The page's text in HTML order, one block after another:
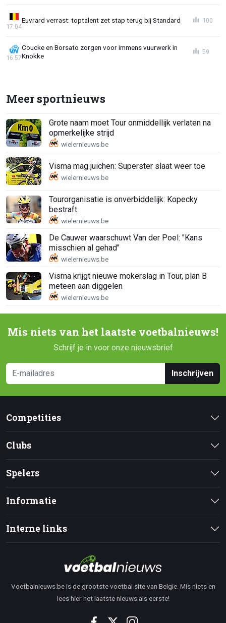
Euvrard verrast: toptalent zet stap terug bij Standard
17:04
100
Coucke en Borsato zorgen voor immens vuurwerk in
Knokke
16:57
59
Meer sportnieuws
Grote naam moet Tour onmiddellijk verlaten na
opmerkelijke strijd
Visma mag juichen: Superster slaat weer toe
Tourorganisatie is onverbiddelijk: Kopecky
bestraft
De Cauwer waarschuwt Van der Poel: "Kans
misschien al gehad"
Visma krijgt nieuwe mokerslag in Tour, plan B
meteen aan diggelen
Mis niets van het laatste voetbalnieuws!
Schrijf je in voor onze nieuwsbrief
Inschrijven
Competities
Clubs
Spelers
Informatie
Interne links
Voetbalnieuws.be is de grootste voetbal site van Belgie. Mis niets en
lees hier het laatste nieuws als eerste!